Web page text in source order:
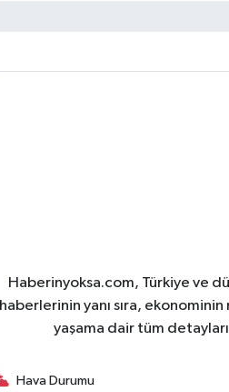
Haberinyoksa.com, Türkiye ve
haberlerinin yanı sıra,
yaşama dair tüm
Hava Durumu